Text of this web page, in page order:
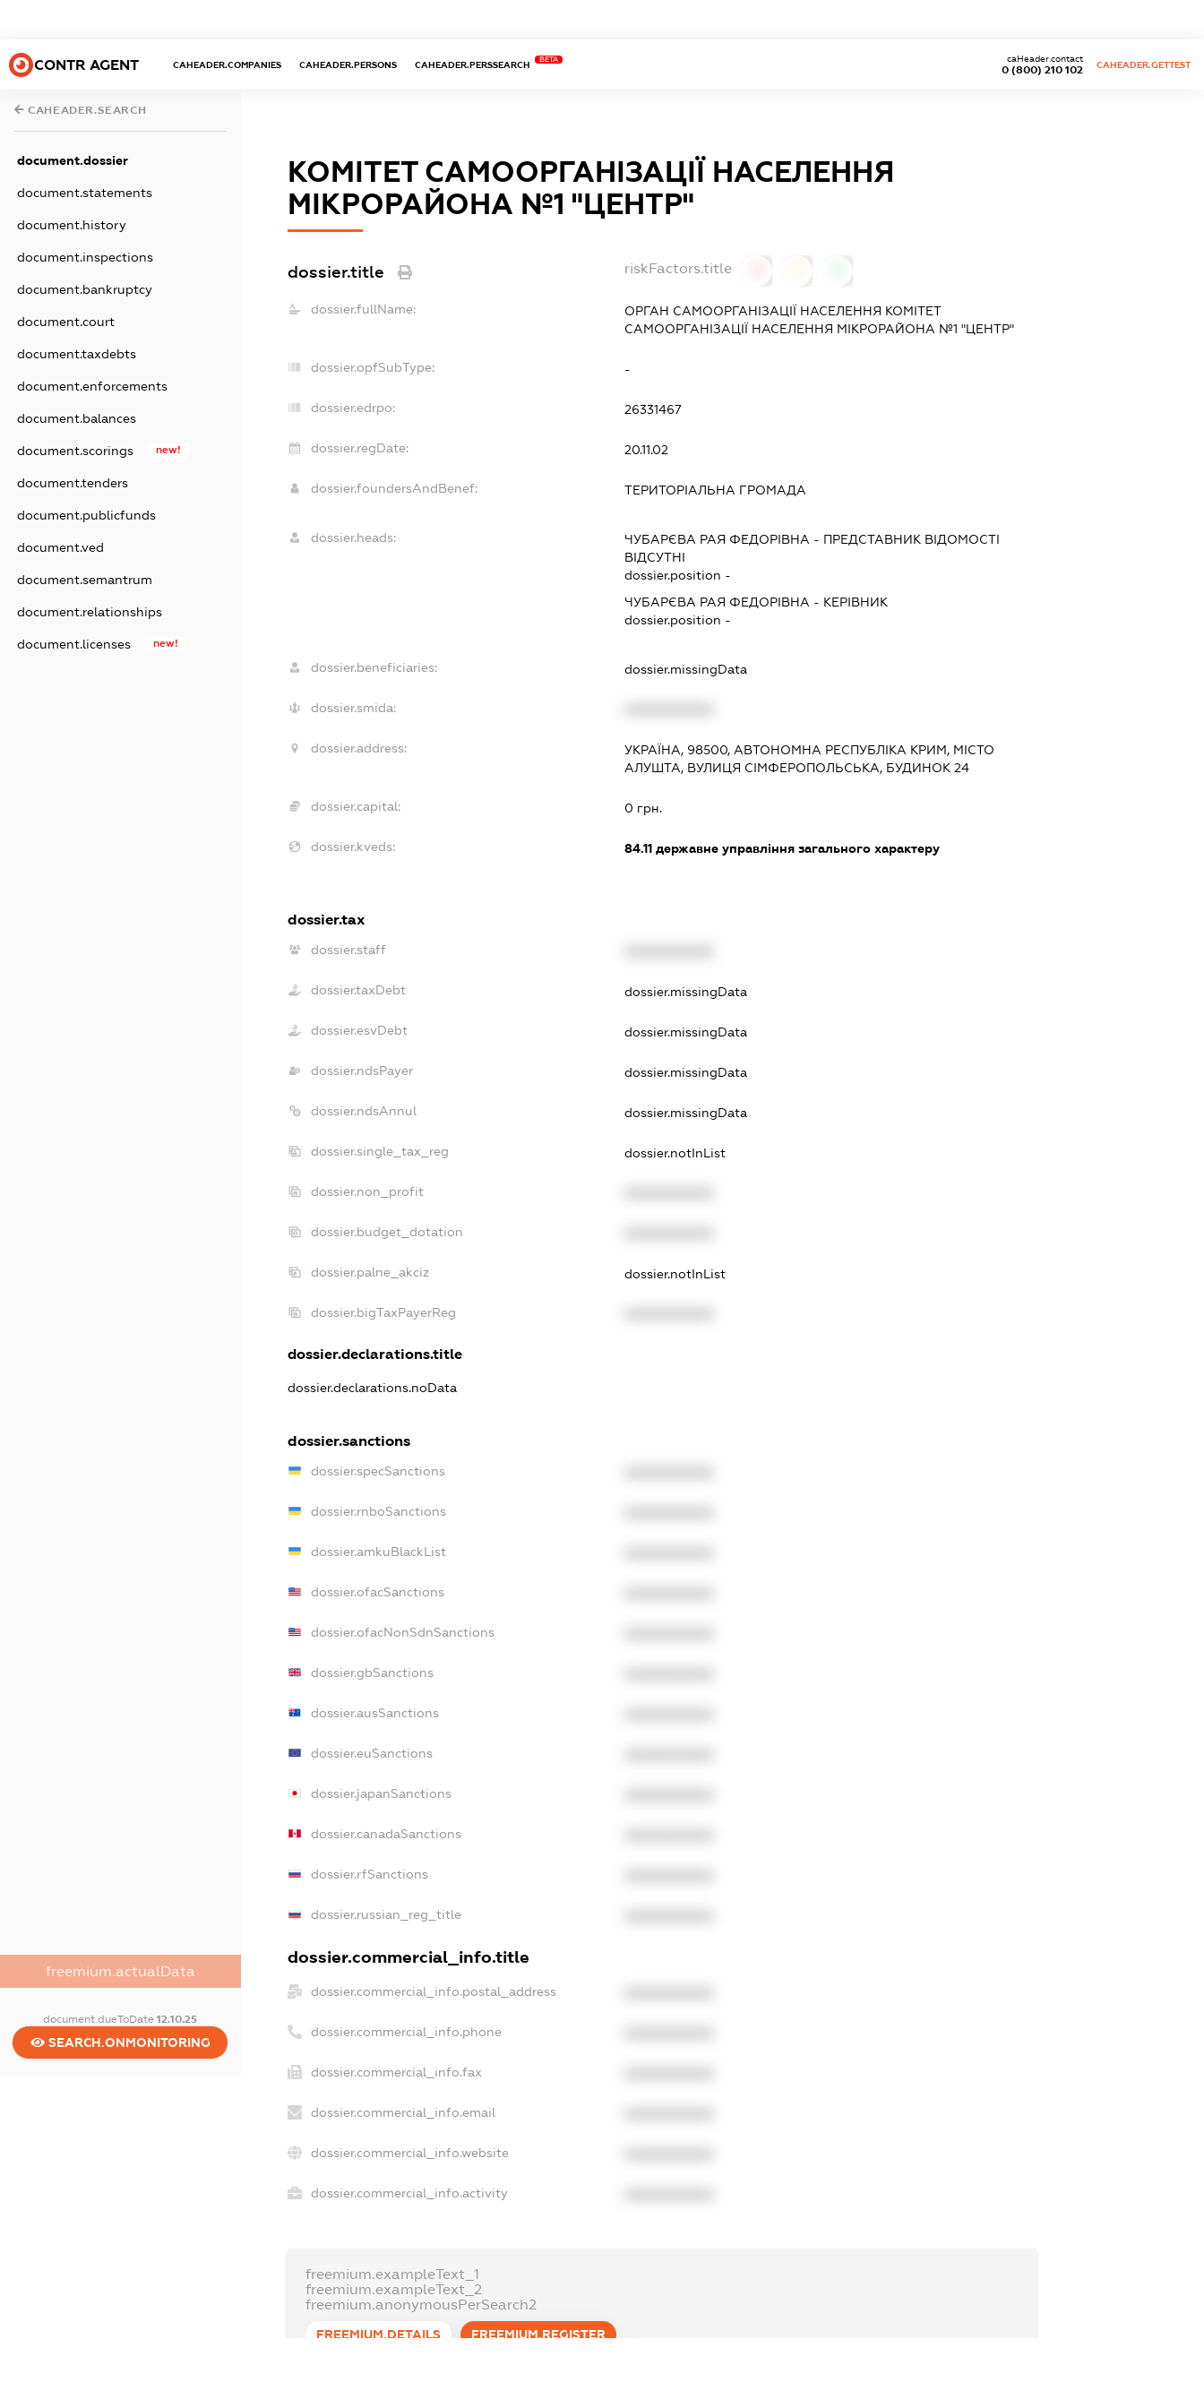
CONTR AGENT CAHEADER.COMPANIES CAHEADER.PERSONS CAHEADER.PERSSEARCH
BETA
0 (800) 210 102
caHeader.contact
CAHEADER.GETTEST
CAHEADER.SEARCH
document.dossier
document.statements
document.history
document.inspections
document.bankruptcy
document.court
document.taxdebts
document.enforcements
document.balances
document.scorings new!
document.tenders
document.publicfunds
document.ved
document.semantrum
document.relationships
document.licenses new!
freemium.actualData
document.dueToDate12.10.25
SEARCH.ONMONITORING
КОМІТЕТ САМООРГАНІЗАЦІЇ НАСЕЛЕННЯ
МІКРОРАЙОНА №1 "ЦЕНТР"
dossier.title riskFactors.title
dossier.fullName:
ОРГАН САМООРГАНІЗАЦІЇ НАСЕЛЕННЯ КОМІТЕТ
САМООРГАНІЗАЦІЇ НАСЕЛЕННЯ МІКРОРАЙОНА №1 "ЦЕНТР"
dossier.opfSubType: -
dossier.edrpo: 26331467
dossier.regDate: 20.11.02
dossier.foundersAndBenef: ТЕРИТОРІАЛЬНА ГРОМАДА
dossier.heads: ЧУБАРЄВА РАЯ ФЕДОРІВНА - ПРЕДСТАВНИК ВІДОМОСТІ
ВІДСУТНІ
dossier.position -
ЧУБАРЄВА РАЯ ФЕДОРІВНА - КЕРІВНИК
dossier.position -
dossier.beneficiaries: dossier.missingData
dossier.smida:
dossier.address:
УКРАЇНА, 98500, АВТОНОМНА РЕСПУБЛІКА КРИМ, МІСТО
АЛУШТА, ВУЛИЦЯ СІМФЕРОПОЛЬСЬКА, БУДИНОК 24
dossier.capital: 0 грн.
dossier.kveds: 84.11 державне управління загального характеру
dossier.tax
dossier.staff
dossier.taxDebt dossier.missingData
dossier.esvDebt dossier.missingData
dossier.ndsPayer dossier.missingData
dossier.ndsAnnul dossier.missingData
dossier.single_tax_reg dossier.notInList
dossier.non_profit
dossier.budget_dotation
dossier.palne_akciz dossier.notInList
dossier.bigTaxPayerReg
dossier.declarations.title
dossier.declarations.noData
dossier.sanctions
dossier.specSanctions
dossier.rnboSanctions
dossier.amkuBlackList
dossier.ofacSanctions
dossier.ofacNonSdnSanctions
dossier.gbSanctions
dossier.ausSanctions
dossier.euSanctions
dossier.japanSanctions
dossier.canadaSanctions
dossier.rfSanctions
dossier.russian_reg_title
dossier.commercial_info.title
dossier.commercial_info.postal_address
dossier.commercial_info.phone
dossier.commercial_info.fax
dossier.commercial_info.email
dossier.commercial_info.website
dossier.commercial_info.activity
freemium.exampleText_1
freemium.exampleText_2
freemium.anonymousPerSearch2
FREEMIUM.DETAILS FREEMIUM.REGISTER